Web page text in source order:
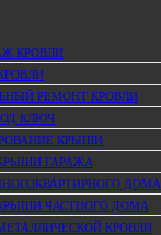
КРОВЛИ
РЕМОНТ КРОВЛИ
КЛЮЧ
КРЫШИ
ГАРАЖА
ДОМА
ЧАСТНОГО ДОМА
КРОВЛИ